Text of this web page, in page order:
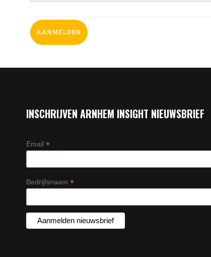
INSCHRIJVEN ARNHEM INSIGHT NIEUWSBRIEF
Email *
Bedrijfsnaam *